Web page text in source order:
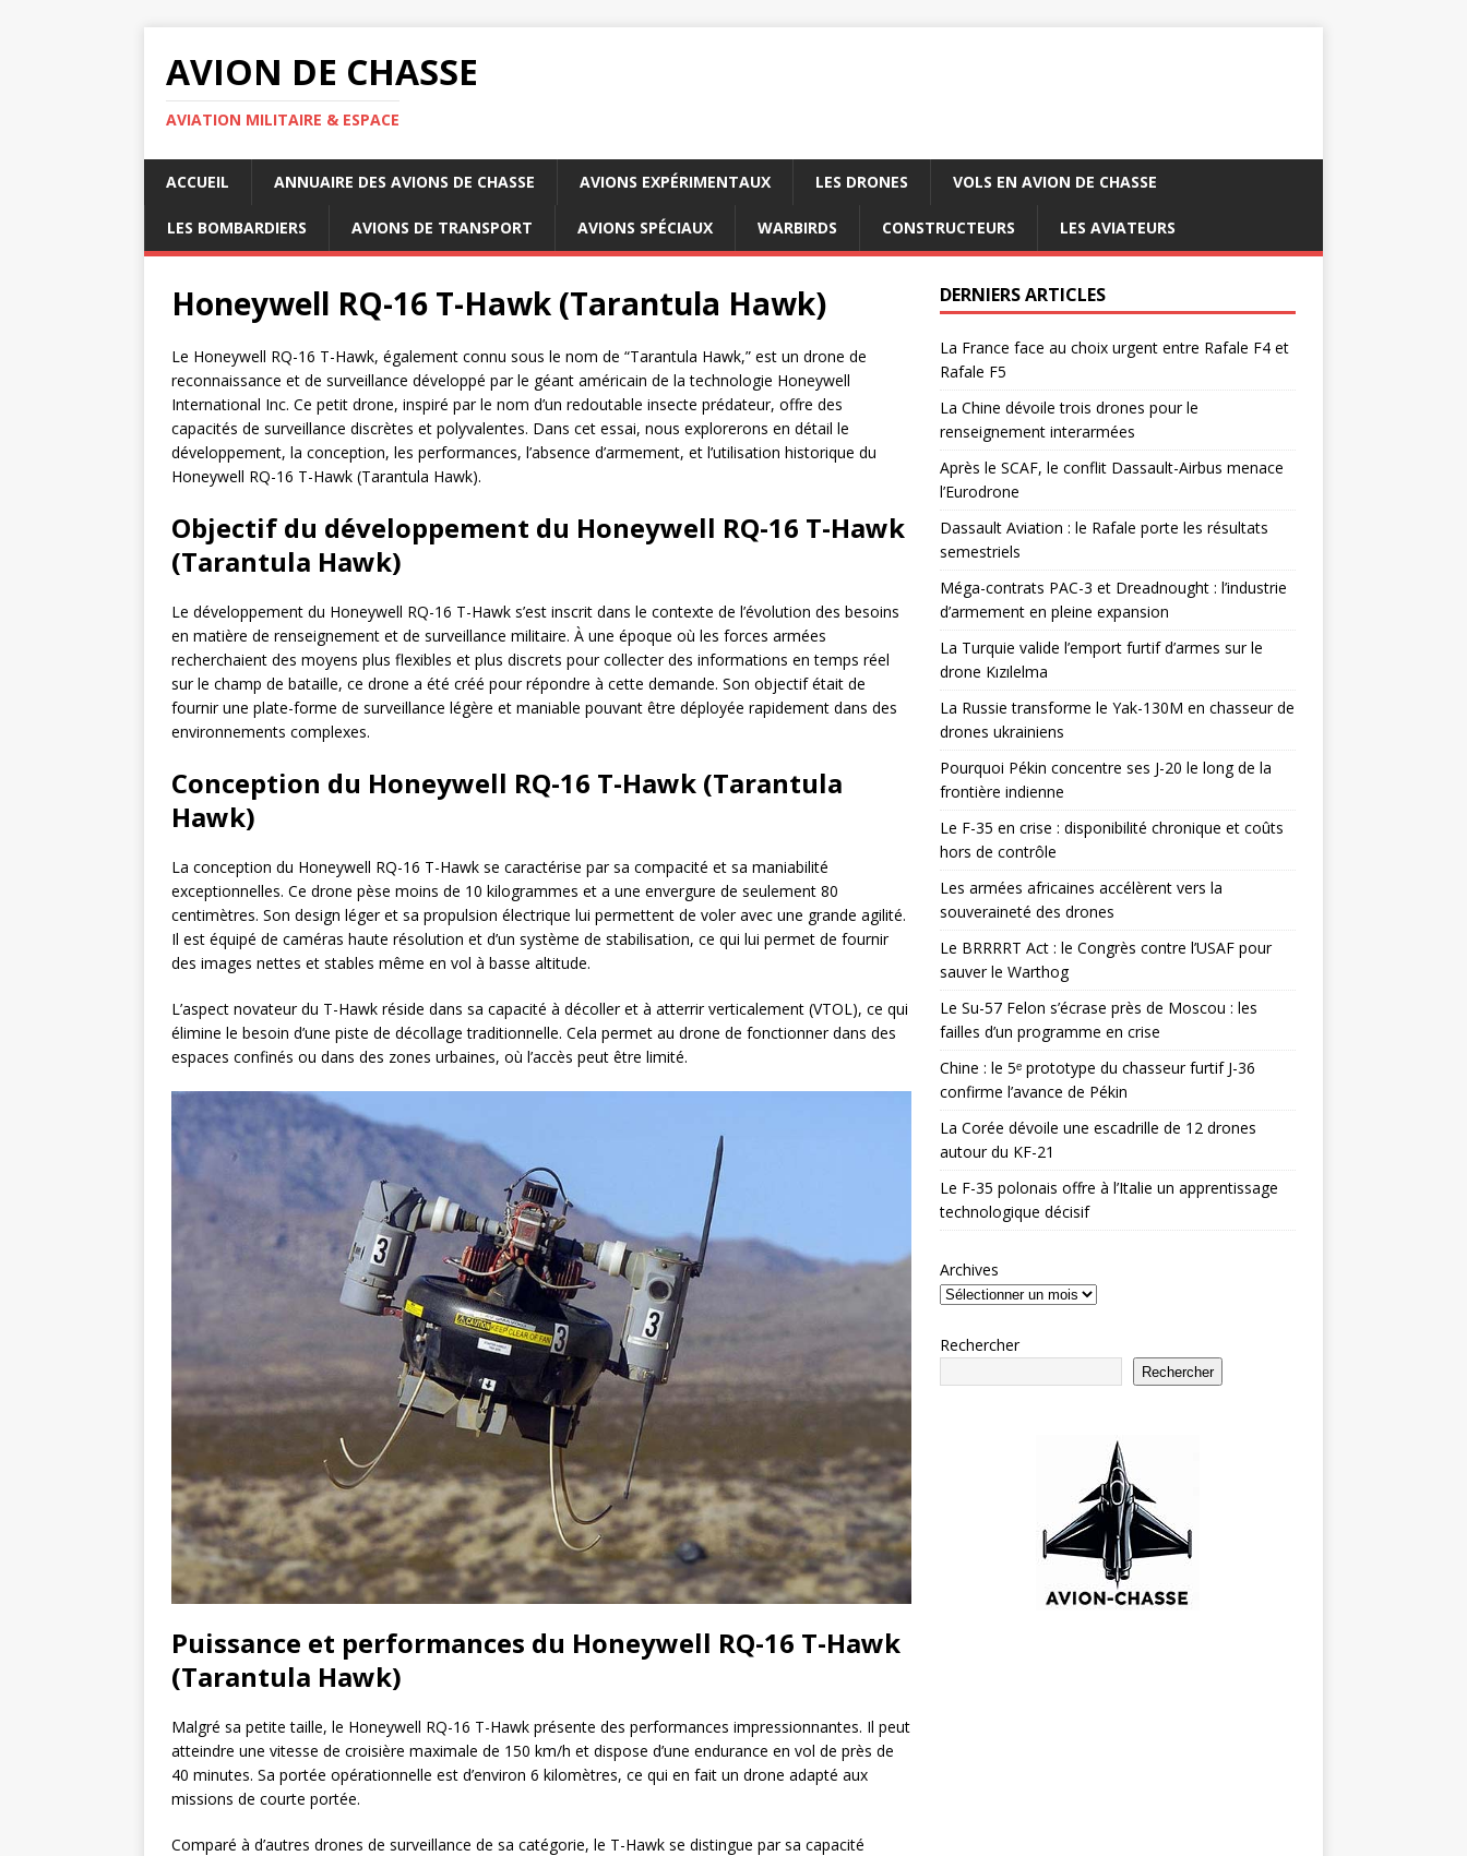
AVION DE CHASSE
AVIATION MILITAIRE & ESPACE
ACCUEIL ANNUAIRE DES AVIONS DE CHASSE AVIONS EXPÉRIMENTAUX LES DRONES VOLS EN AVION DE CHASSE
LES BOMBARDIERS AVIONS DE TRANSPORT AVIONS SPÉCIAUX WARBIRDS CONSTRUCTEURS LES AVIATEURS
Honeywell RQ-16 T-Hawk (Tarantula Hawk)
Le Honeywell RQ-16 T-Hawk, également connu sous le nom de “Tarantula Hawk,” est un drone de
reconnaissance et de surveillance développé par le géant américain de la technologie Honeywell
International Inc. Ce petit drone, inspiré par le nom d’un redoutable insecte prédateur, offre des
capacités de surveillance discrètes et polyvalentes. Dans cet essai, nous explorerons en détail le
développement, la conception, les performances, l’absence d’armement, et l’utilisation historique du
Honeywell RQ-16 T-Hawk (Tarantula Hawk).
Objectif du développement du Honeywell RQ-16 T-Hawk
(Tarantula Hawk)
Le développement du Honeywell RQ-16 T-Hawk s’est inscrit dans le contexte de l’évolution des besoins
en matière de renseignement et de surveillance militaire. À une époque où les forces armées
recherchaient des moyens plus flexibles et plus discrets pour collecter des informations en temps réel
sur le champ de bataille, ce drone a été créé pour répondre à cette demande. Son objectif était de
fournir une plate-forme de surveillance légère et maniable pouvant être déployée rapidement dans des
environnements complexes.
Conception du Honeywell RQ-16 T-Hawk (Tarantula
Hawk)
La conception du Honeywell RQ-16 T-Hawk se caractérise par sa compacité et sa maniabilité
exceptionnelles. Ce drone pèse moins de 10 kilogrammes et a une envergure de seulement 80
centimètres. Son design léger et sa propulsion électrique lui permettent de voler avec une grande agilité.
Il est équipé de caméras haute résolution et d’un système de stabilisation, ce qui lui permet de fournir
des images nettes et stables même en vol à basse altitude.
L’aspect novateur du T-Hawk réside dans sa capacité à décoller et à atterrir verticalement (VTOL), ce qui
élimine le besoin d’une piste de décollage traditionnelle. Cela permet au drone de fonctionner dans des
espaces confinés ou dans des zones urbaines, où l’accès peut être limité.
Puissance et performances du Honeywell RQ-16 T-Hawk
(Tarantula Hawk)
Malgré sa petite taille, le Honeywell RQ-16 T-Hawk présente des performances impressionnantes. Il peut
atteindre une vitesse de croisière maximale de 150 km/h et dispose d’une endurance en vol de près de
40 minutes. Sa portée opérationnelle est d’environ 6 kilomètres, ce qui en fait un drone adapté aux
missions de courte portée.
Comparé à d’autres drones de surveillance de sa catégorie, le T-Hawk se distingue par sa capacité
DERNIERS ARTICLES
La France face au choix urgent entre Rafale F4 et
Rafale F5
La Chine dévoile trois drones pour le
renseignement interarmées
Après le SCAF, le conflit Dassault-Airbus menace
l’Eurodrone
Dassault Aviation : le Rafale porte les résultats
semestriels
Méga-contrats PAC-3 et Dreadnought : l’industrie
d’armement en pleine expansion
La Turquie valide l’emport furtif d’armes sur le
drone Kızılelma
La Russie transforme le Yak-130M en chasseur de
drones ukrainiens
Pourquoi Pékin concentre ses J-20 le long de la
frontière indienne
Le F-35 en crise : disponibilité chronique et coûts
hors de contrôle
Les armées africaines accélèrent vers la
souveraineté des drones
Le BRRRRT Act : le Congrès contre l’USAF pour
sauver le Warthog
Le Su-57 Felon s’écrase près de Moscou : les
failles d’un programme en crise
Chine : le 5ᵉ prototype du chasseur furtif J-36
confirme l’avance de Pékin
La Corée dévoile une escadrille de 12 drones
autour du KF-21
Le F-35 polonais offre à l’Italie un apprentissage
technologique décisif
Archives
Rechercher
Rechercher